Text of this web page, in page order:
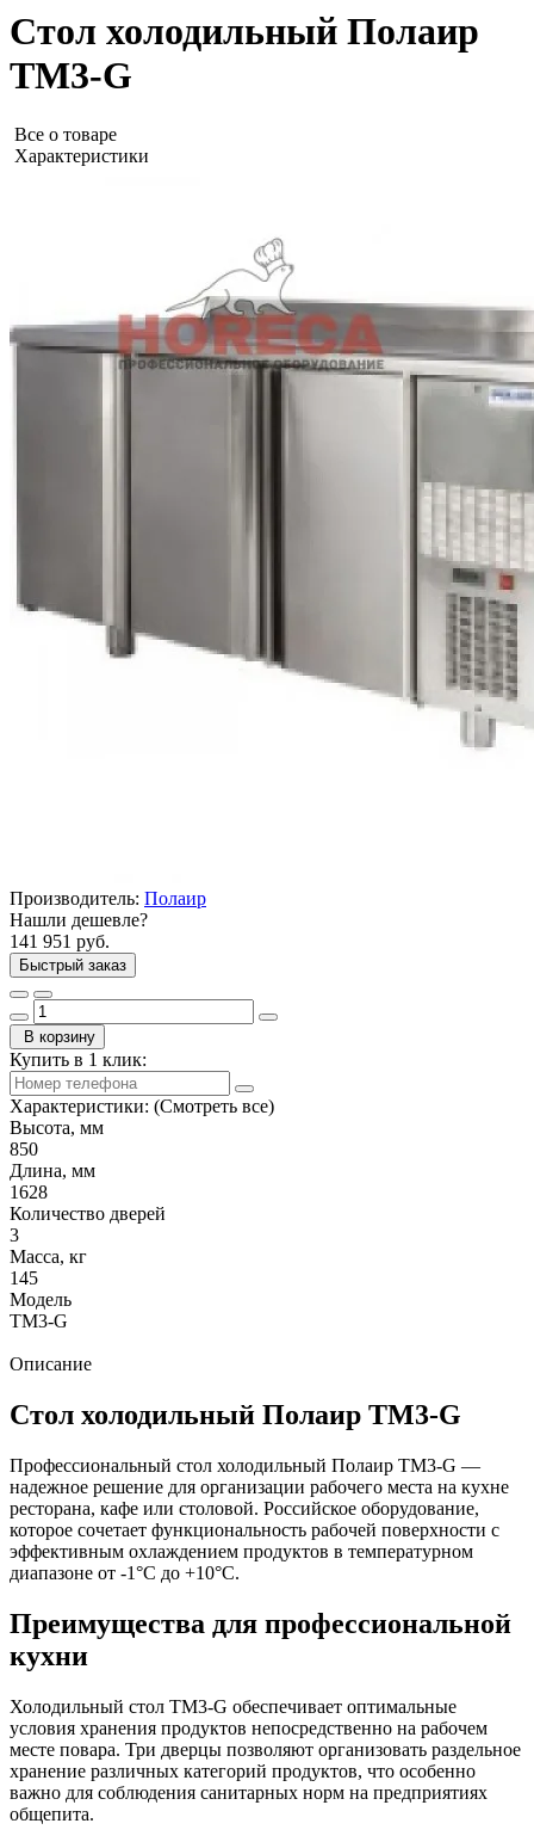
Стол холодильный Полаир
TM3-G
Все о товаре
Характеристики
Производитель: Полаир
Нашли дешевле?
141 951 руб.
Быстрый заказ
В корзину
Купить в 1 клик:
Характеристики: (Смотреть все)
Высота, мм
850
Длина, мм
1628
Количество дверей
3
Масса, кг
145
Модель
TM3-G
Описание
Стол холодильный Полаир TM3-G
Профессиональный стол холодильный Полаир TM3-G —
надежное решение для организации рабочего места на кухне
ресторана, кафе или столовой. Российское оборудование,
которое сочетает функциональность рабочей поверхности с
эффективным охлаждением продуктов в температурном
диапазоне от -1°C до +10°C.
Преимущества для профессиональной
кухни
Холодильный стол TM3-G обеспечивает оптимальные
условия хранения продуктов непосредственно на рабочем
месте повара. Три дверцы позволяют организовать раздельное
хранение различных категорий продуктов, что особенно
важно для соблюдения санитарных норм на предприятиях
общепита.